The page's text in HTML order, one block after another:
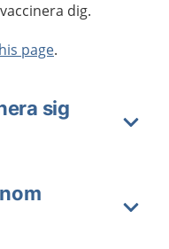
dig.
page.
sig